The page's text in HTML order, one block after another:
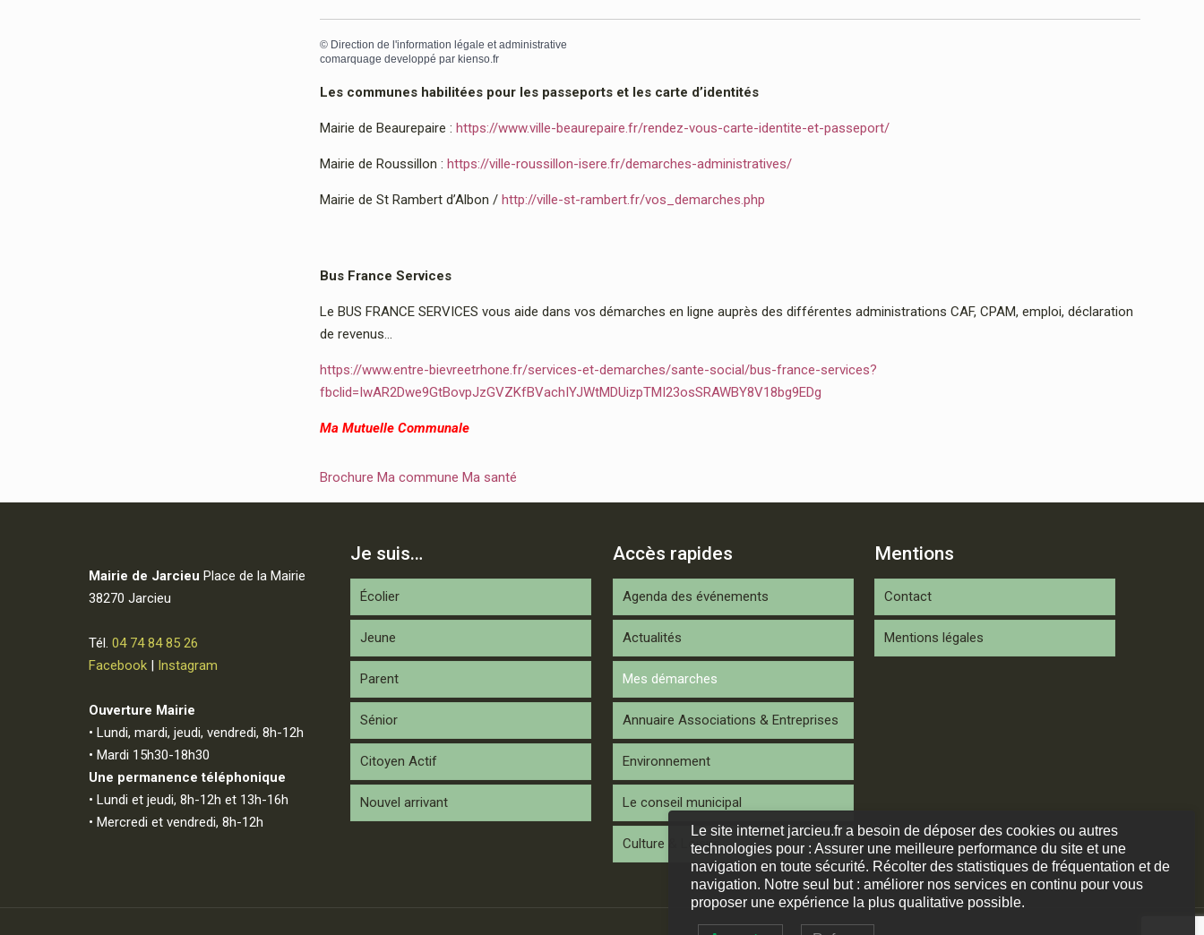
© Direction de l'information légale et administrative
comarquage developpé par kienso.fr
Les communes habilitées pour les passeports et les carte d’identités
Mairie de Beaurepaire : https://www.ville-beaurepaire.fr/rendez-vous-carte-identite-et-passeport/
Mairie de Roussillon : https://ville-roussillon-isere.fr/demarches-administratives/
Mairie de St Rambert d’Albon / http://ville-st-rambert.fr/vos_demarches.php
Bus France Services
Le BUS FRANCE SERVICES vous aide dans vos démarches en ligne auprès des différentes administrations CAF, CPAM, emploi, déclaration
de revenus…
https://www.entre-bievreetrhone.fr/services-et-demarches/sante-social/bus-france-services?
fbclid=IwAR2Dwe9GtBovpJzGVZKfBVachIYJWtMDUizpTMI23osSRAWBY8V18bg9EDg
Ma Mutuelle Communale
Brochure Ma commune Ma santé
Mairie de Jarcieu Place de la Mairie
38270 Jarcieu
Tél. 04 74 84 85 26
Facebook| Instagram
Ouverture Mairie
• Lundi, mardi, jeudi, vendredi, 8h-12h
• Mardi 15h30-18h30
Une permanence téléphonique
• Lundi et jeudi, 8h-12h et 13h-16h
• Mercredi et vendredi, 8h-12h
Je suis…
Écolier
Jeune
Parent
Sénior
Citoyen Actif
Nouvel arrivant
Accès rapides
Agenda des événements
Actualités
Mes démarches
Annuaire Associations & Entreprises
Environnement
Le conseil municipal
Culture & Loisirs
Mentions
Contact
Mentions légales
Le site internet jarcieu.fr a besoin de déposer des cookies ou autres
technologies pour : Assurer une meilleure performance du site et une
navigation en toute sécurité. Récolter des statistiques de fréquentation et de
navigation. Notre seul but : améliorer nos services en continu pour vous
proposer une expérience la plus qualitative possible.